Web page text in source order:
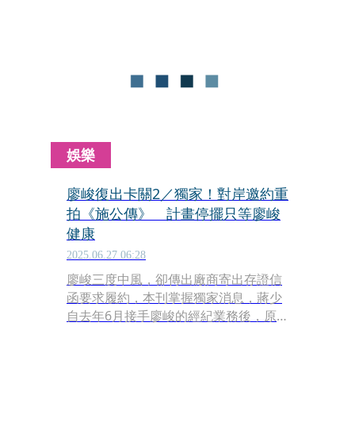
充份休息。也因為他「錢來就幹」的原
則，讓他終於過於勞累病倒。
娛樂
廖峻復出卡關2／獨家！對岸邀約重
拍《施公傳》 計畫停擺只等廖峻
健康
2025.06.27 06:28
廖峻三度中風，卻傳出廠商寄出存證信
函要求履約，本刊掌握獨家消息，蔣少
自去年6月接手廖峻的經紀業務後，原